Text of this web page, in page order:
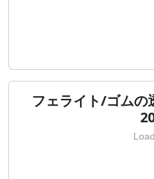
フェライト/ゴムの